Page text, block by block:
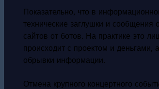
Показательно, что в
технические заглушки и сообщения
сайтов от ботов. На практике это
происходит с проектом и
обрывки информации.
Отмена крупного концертного